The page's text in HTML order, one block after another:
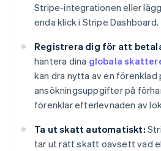
Stripe-integrationen eller
enda klick i Stripe Dashboard.
Registrera dig för att
hantera dina globala
kan dra nytta av en
ansökningsuppgifter på
förenklar efterlevnaden av
Ta ut skatt automatiskt:
tar ut rätt skatt oavsett vad